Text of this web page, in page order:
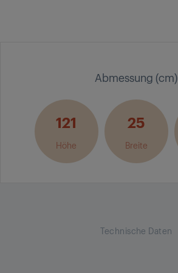
Abmessung (cm)
121
Höhe
25
Breite
Technische Daten